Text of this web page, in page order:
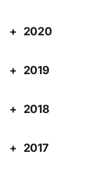
2020
2019
2018
2017